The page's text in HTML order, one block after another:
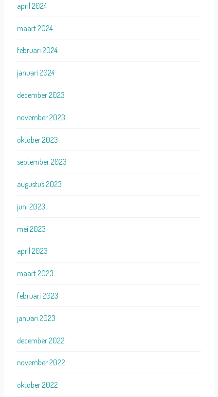
april 2024
maart 2024
februari 2024
januari 2024
december 2023
november 2023
oktober 2023
september 2023
augustus 2023
juni 2023
mei 2023
april 2023
maart 2023
februari 2023
januari 2023
december 2022
november 2022
oktober 2022